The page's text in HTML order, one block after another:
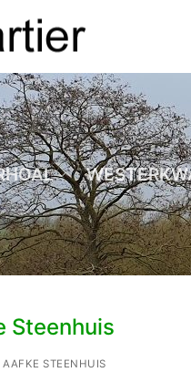
Steenhuis
AAFKE STEENHUIS